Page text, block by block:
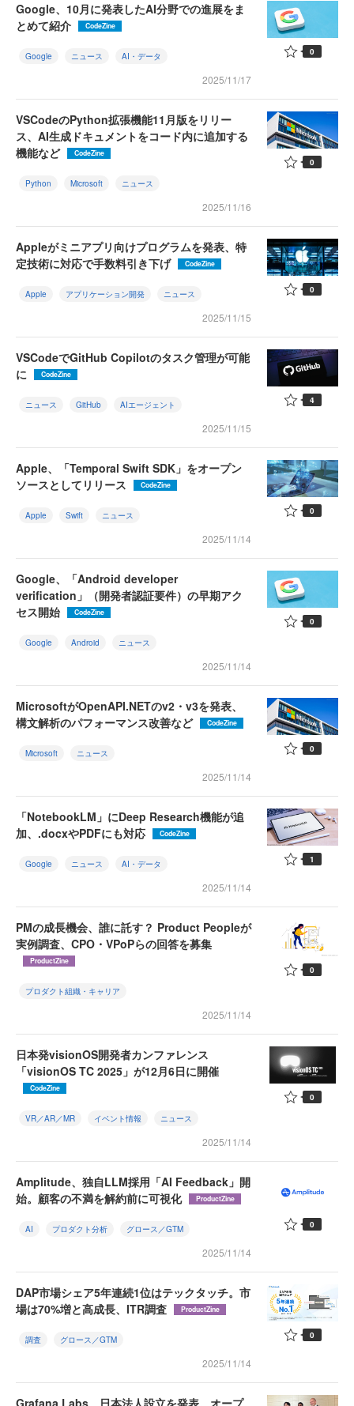
Google、10月に発表したAI分野での進展をま
とめて紹介
CodeZine
Google ニュース AI・データ
2025/11/17
0
VSCodeのPython拡張機能11月版をリリー
ス、AI生成ドキュメントをコード内に追加する
機能など
CodeZine
Python Microsoft ニュース
2025/11/16
0
Appleがミニアプリ向けプログラムを発表、特
定技術に対応で手数料引き下げ
CodeZine
Apple アプリケーション開発 ニュース
2025/11/15
0
VSCodeでGitHub Copilotのタスク管理が可能
に
CodeZine
ニュース GitHub AIエージェント
2025/11/15
4
Apple、「Temporal Swift SDK」をオープン
ソースとしてリリース
CodeZine
Apple Swift ニュース
2025/11/14
0
Google、「Android developer
verification」（開発者認証要件）の早期アク
セス開始
CodeZine
Google Android ニュース
2025/11/14
0
MicrosoftがOpenAPI.NETのv2・v3を発表、
構文解析のパフォーマンス改善など
CodeZine
Microsoft ニュース
2025/11/14
0
「NotebookLM」にDeep Research機能が追
加、.docxやPDFにも対応
CodeZine
Google ニュース AI・データ
2025/11/14
1
PMの成長機会、誰に託す？ Product Peopleが
実例調査、CPO・VPoPらの回答を募集
ProductZine
プロダクト組織・キャリア
2025/11/14
0
日本発visionOS開発者カンファレンス
「visionOS TC 2025」が12月6日に開催
CodeZine
VR／AR／MR イベント情報 ニュース
2025/11/14
0
Amplitude、独自LLM採用「AI Feedback」開
始。顧客の不満を解約前に可視化
ProductZine
AI プロダクト分析 グロース／GTM
2025/11/14
0
DAP市場シェア5年連続1位はテックタッチ。市
場は70%増と高成長、ITR調査
ProductZine
調査 グロース／GTM
2025/11/14
0
Grafana Labs、日本法人設立を発表。オープ